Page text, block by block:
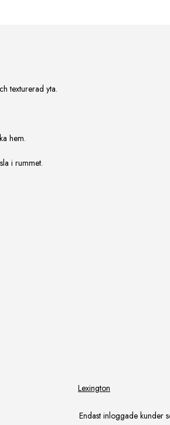
texturerad yta.
hem.
i rummet.
Lexington
Endast inloggade kunder